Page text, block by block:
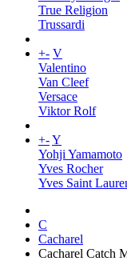
True Religion
Trussardi
+- V
Valentino
Van Cleef
Versace
Viktor Rolf
+-Y
Yohji Yamamoto
Yves Rocher
Yves Saint
C
Cacharel
Cacharel Catch